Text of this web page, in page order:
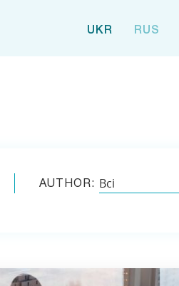
UKR RUS
AUTHOR: Всі